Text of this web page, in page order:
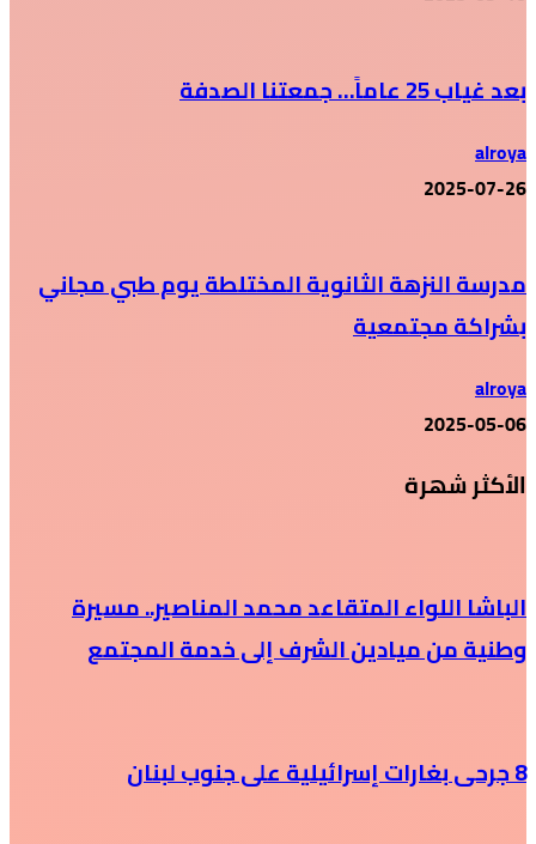
بعد غياب 25 عاماً… جمعتنا الصدفة
alroya
2025-07-26
مدرسة النزهة الثانوية المختلطة يوم طبي مجاني
بشراكة مجتمعية
alroya
2025-05-06
الأكثر شهرة
الباشا اللواء المتقاعد محمد المناصير.. مسيرة
وطنية من ميادين الشرف إلى خدمة المجتمع
8 جرحى بغارات إسرائيلية على جنوب لبنان